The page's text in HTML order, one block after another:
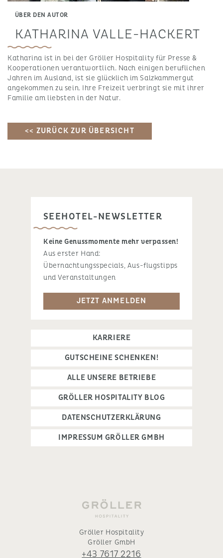
ÜBER DEN AUTOR
KATHARINA VALLE-HACKERT
Katharina ist in bei der Gröller Hospitality für Presse &
Kooperationen verantwortlich. Nach einigen beruflichen
Jahren im Ausland, ist sie glücklich im Salzkammergut
angekommen zu sein. Ihre Freizeit verbringt sie mit ihrer
Familie am liebsten in der Natur.
<< ZURÜCK ZUR ÜBERSICHT
SEEHOTEL-NEWSLETTER
Keine Genussmomente mehr verpassen!
Aus erster Hand:
Übernachtungsspecials, Aus-flugstipps
und Veranstaltungen
JETZT ANMELDEN
KARRIERE
GUTSCHEINE SCHENKEN!
ALLE UNSERE BETRIEBE
GRÖLLER HOSPITALITY BLOG
DATENSCHUTZERKLÄRUNG
IMPRESSUM GRÖLLER GMBH
Gröller Hospitality
Gröller GmbH
+43 7617 2216